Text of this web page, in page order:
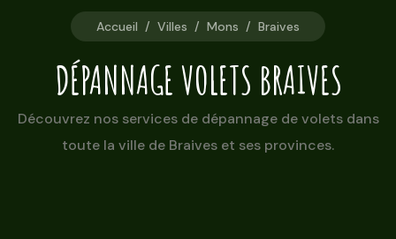
Accueil / Villes / Mons / Braives
DÉPANNAGE VOLETS BRAIVES
Découvrez nos services de dépannage de volets dans
toute la ville de Braives et ses provinces.